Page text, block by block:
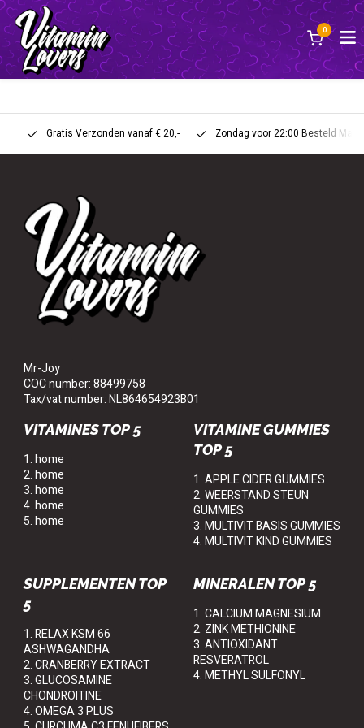
0
Back
Gratis Verzonden vanaf € 20,- Zondag voor 22:00 Besteld
Mr-Joy
COC number: 88499758
Tax/vat number: NL864654923B01
VITAMINES TOP 5
1. home
2. home
3. home
4. home
5. home
VITAMINE GUMMIES
TOP 5
1. APPLE CIDER GUMMIES
2. WEERSTAND STEUN
GUMMIES
3. MULTIVIT BASIS GUMMIES
4. MULTIVIT KIND GUMMIES
SUPPLEMENTEN TOP
5
1. RELAX KSM 66
ASHWAGANDHA
2. CRANBERRY EXTRACT
3. GLUCOSAMINE
CHONDROITINE
4. OMEGA 3 PLUS
MINERALEN TOP 5
1. CALCIUM MAGNESIUM
2. ZINK METHIONINE
3. ANTIOXIDANT
RESVERATROL
4. METHYL SULFONYL